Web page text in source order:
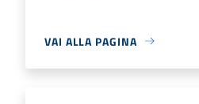
VAI ALLA PAGINA